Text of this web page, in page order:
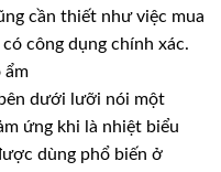
cần thiết như việc mua
công dụng chính xác.
ẩm
dưới lưỡi nói một
ứng khi là nhiệt biểu
dùng phổ biến ở